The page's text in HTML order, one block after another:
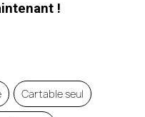
!
Cartable seul